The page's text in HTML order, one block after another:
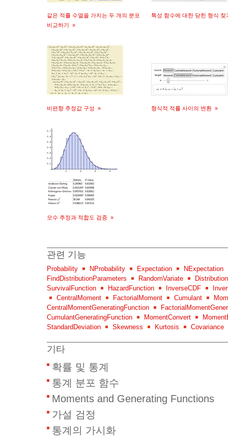
같은 적률 수열을 가지는 두 개의 분포
비교하기 »
특성 함수에 대한 닫힌 형식
비편향 추정값 구성 » 형식적 적률 사이의 변환 »
모수 추정과 적합도 검증 »
관련 기능
Probability NProbability Expectation
NExpectation
FindDistributionParameters
RandomVariate
SurvivalFunction
HazardFunction InverseCDF
CentralMoment
FactorialMoment Cumulant
CentralMomentGeneratingFunction
CumulantGeneratingFunction
MomentConvert
StandardDeviation
Skewness Kurtosis Covariance
기타
확률 및 통계
통계 분포 함수
Moments and Generating Functions
가설 검정
통계의 가시화